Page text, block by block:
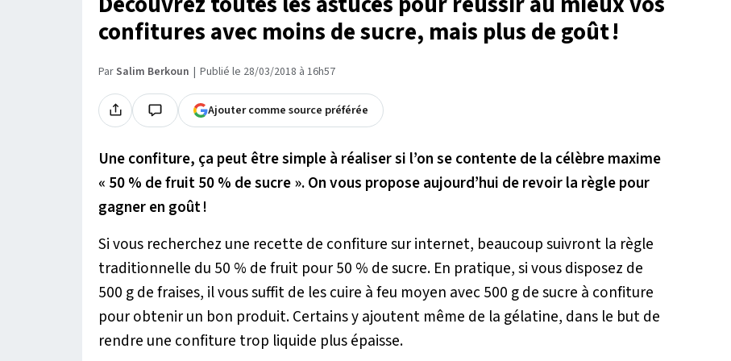
confitures avec moins de sucre, mais plus de goût !
ParSalim Berkoun Publié le 28/03/2018 à 16h57
Ajouter comme source préférée
Une confiture, ça peut être simple à réaliser si l’on se contente de la célèbre maxime
« 50 % de fruit 50 % de sucre ». On vous propose aujourd’hui de revoir la règle pour
gagner en goût !
Si vous recherchez une recette de confiture sur internet, beaucoup suivront la règle
traditionnelle du 50 % de fruit pour 50 % de sucre. En pratique, si vous disposez de
500 g de fraises, il vous suffit de les cuire à feu moyen avec 500 g de sucre à confiture
pour obtenir un bon produit. Certains y ajoutent même de la gélatine, dans le but de
rendre une confiture trop liquide plus épaisse.